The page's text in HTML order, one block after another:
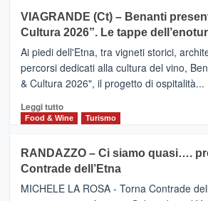
Anche
la
Alcantara
nei
primi
nella
classifica
IL
SAN
DOMENICO
PALACE
TAORMINA,
UN
HOTEL
FOUR
IL
NUOVO
SUMMER
VIAGRANDE (Ct) – Benanti
Cultura 2026”. Le tappe
Ai piedi dell'Etna, tra vigneti storici,
percorsi dedicati alla cultura del vino,
& Cultura 2026", il progetto di ospitalità...
Leggi tuttoLeggi
di
VIAGRANDE
(Ct)
–
Benanti
Food & Wine Turismo
RANDAZZO – Ci siamo quasi….
Contrade dell’Etna
MICHELE LA ROSA - Torna Contrade